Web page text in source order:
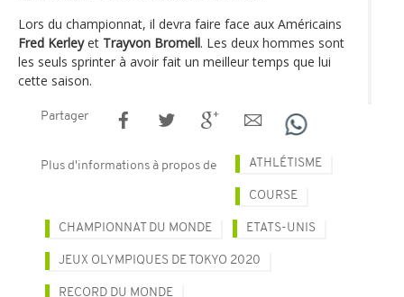
Lors du championnat, il devra faire face aux Américains
Fred Kerleyet Trayvon Bromell. Les deux hommes sont
les seuls sprinter à avoir fait un meilleur temps que lui
cette saison.
Partager
Plus d'informations à propos de ATHLÉTISME
COURSE
CHAMPIONNAT DU MONDE ETATS-UNIS
JEUX OLYMPIQUES DE TOKYO 2020
RECORD DU MONDE